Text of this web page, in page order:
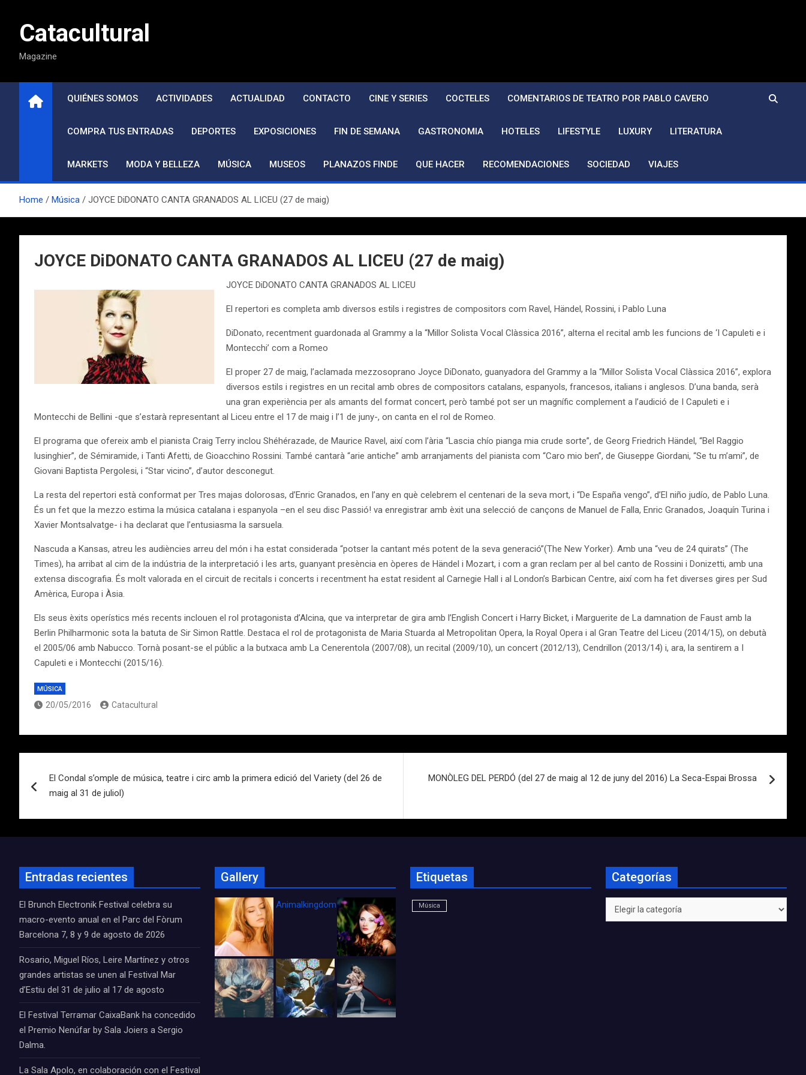
contenidoCatacultural
Magazine
QUIÉNES SOMOS ACTIVIDADES ACTUALIDAD CONTACTO CINE Y SERIES COCTELES COMENTARIOS DE TEATRO POR PABLO CAVERO
COMPRA TUS ENTRADAS DEPORTES EXPOSICIONES FIN DE SEMANA GASTRONOMIA HOTELES LIFESTYLE LUXURY LITERATURA
MARKETS MODA Y BELLEZA MÚSICA MUSEOS PLANAZOS FINDE QUE HACER RECOMENDACIONES SOCIEDAD VIAJES
Home Música JOYCE DiDONATO CANTA GRANADOS AL LICEU (27 de maig)
JOYCE DiDONATO CANTA GRANADOS AL LICEU (27 de maig)
JOYCE DiDONATO CANTA GRANADOS AL LICEU
El repertori es completa amb diversos estils i registres de compositors com Ravel, Händel, Rossini, i Pablo Luna
DiDonato, recentment guardonada al Grammy a la “Millor Solista Vocal Clàssica 2016”, alterna el recital amb les funcions de ‘I Capuleti e i
Montecchi’ com a Romeo
El proper 27 de maig, l’aclamada mezzosoprano Joyce DiDonato, guanyadora del Grammy a la “Millor Solista Vocal Clàssica 2016”, explora
diversos estils i registres en un recital amb obres de compositors catalans, espanyols, francesos, italians i anglesos. D’una banda, serà
una gran experiència per als amants del format concert, però també pot ser un magnífic complement a l’audició de I Capuleti e i
Montecchi de Bellini -que s’estarà representant al Liceu entre el 17 de maig i l’1 de juny-, on canta en el rol de Romeo.
El programa que ofereix amb el pianista Craig Terry inclou Shéhérazade, de Maurice Ravel, així com l’ària “Lascia chío pianga mia crude sorte”, de Georg Friedrich Händel, “Bel Raggio
lusinghier”, de Sémiramide, i Tanti Afetti, de Gioacchino Rossini. També cantarà “arie antiche” amb arranjaments del pianista com “Caro mio ben”, de Giuseppe Giordani, “Se tu m’ami”, de
Giovani Baptista Pergolesi, i “Star vicino”, d’autor desconegut.
La resta del repertori està conformat per Tres majas dolorosas, d’Enric Granados, en l’any en què celebrem el centenari de la seva mort, i “De España vengo”, d’El niño judío, de Pablo Luna.
És un fet que la mezzo estima la música catalana i espanyola –en el seu disc Passió! va enregistrar amb èxit una selecció de cançons de Manuel de Falla, Enric Granados, Joaquín Turina i
Xavier Montsalvatge- i ha declarat que l’entusiasma la sarsuela.
Nascuda a Kansas, atreu les audiències arreu del món i ha estat considerada “potser la cantant més potent de la seva generació”(The New Yorker). Amb una “veu de 24 quirats” (The
Times), ha arribat al cim de la indústria de la interpretació i les arts, guanyant presència en òperes de Händel i Mozart, i com a gran reclam per al bel canto de Rossini i Donizetti, amb una
extensa discografia. És molt valorada en el circuit de recitals i concerts i recentment ha estat resident al Carnegie Hall i al London’s Barbican Centre, així com ha fet diverses gires per Sud
Amèrica, Europa i Àsia.
Els seus èxits operístics més recents inclouen el rol protagonista d’Alcina, que va interpretar de gira amb l’English Concert i Harry Bicket, i Marguerite de La damnation de Faust amb la
Berlin Philharmonic sota la batuta de Sir Simon Rattle. Destaca el rol de protagonista de Maria Stuarda al Metropolitan Opera, la Royal Opera i al Gran Teatre del Liceu (2014/15), on debutà
el 2005/06 amb Nabucco. Tornà posant-se el públic a la butxaca amb La Cenerentola (2007/08), un recital (2009/10), un concert (2012/13), Cendrillon (2013/14) i, ara, la sentirem a I
Capuleti e i Montecchi (2015/16).
MÚSICA
20/05/2016 Catacultural
de
entradas
El Condal s’omple de música, teatre i circ amb la primera edició del Variety (del 26 de
maig al 31 de juliol)
MONÒLEG DEL PERDÓ (del 27 de maig al 12 de juny del 2016) La Seca-Espai Brossa
Entradas recientes
El Brunch Electronik Festival celebra su
macro-evento anual en el Parc del Fòrum
Barcelona 7, 8 y 9 de agosto de 2026
Rosario, Miguel Ríos, Leire Martínez y otros
grandes artistas se unen al Festival Mar
d’Estiu del 31 de julio al 17 de agosto
El Festival Terramar CaixaBank ha concedido
el Premio Nenúfar by Sala Joiers a Sergio
Dalma.
La Sala Apolo, en colaboración con el Festival
Gallery
Animalkingdom_FichaCine
Etiquetas
Música
Categorías
Categorías